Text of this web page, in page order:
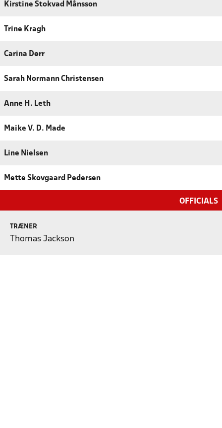
Kirstine Stokvad Månsson
Trine Kragh
Carina Dørr
Sarah Normann Christensen
Anne H. Leth
Maike V. D. Made
Line Nielsen
Mette Skovgaard Pedersen
OFFICIALS
TRÆNER
Thomas Jackson